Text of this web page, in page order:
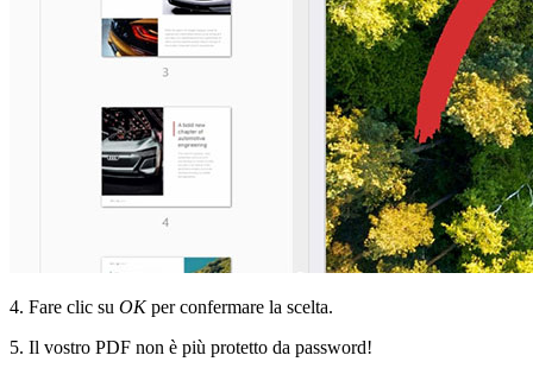
4. Fare clic su OKper confermare la scelta.
5. Il vostro PDF non è più protetto da password!